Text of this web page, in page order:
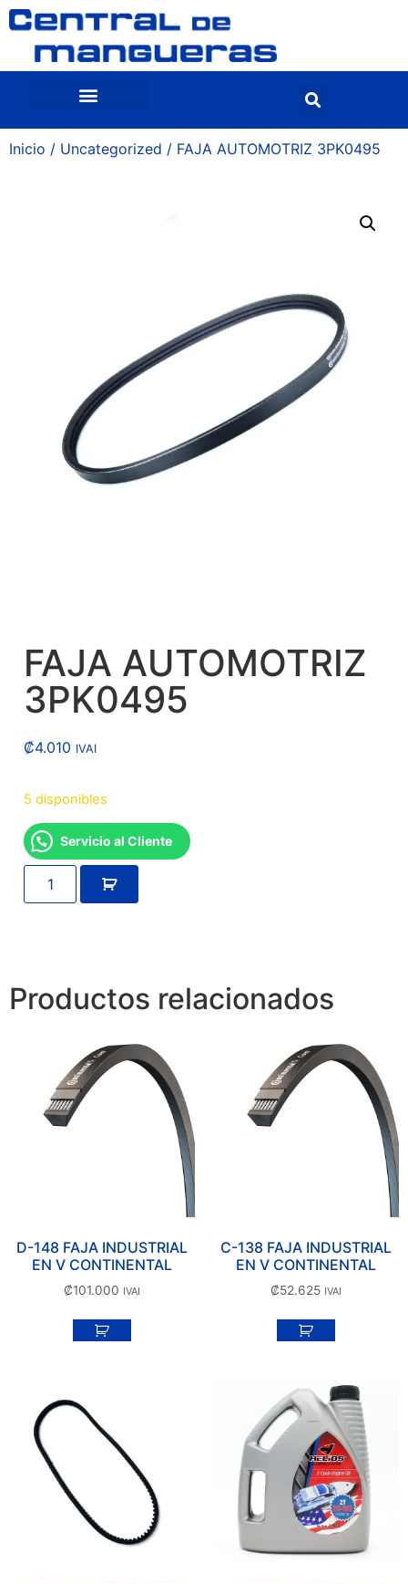
Inicio / Uncategorized / FAJA AUTOMOTRIZ 3PK0495
FAJA AUTOMOTRIZ
3PK0495
₡4.010 IVAI
5 disponibles
Servicio al Cliente
Productos relacionados
D-148 FAJA INDUSTRIAL
EN V CONTINENTAL
₡101.000 IVAI
C-138 FAJA INDUSTRIAL
EN V CONTINENTAL
₡52.625 IVAI